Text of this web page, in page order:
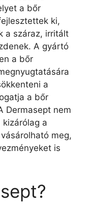
a bőr
ki,
a száraz, irritált
A gyártó
a bőr
a
a bőr
Dermasept nem
a
meg,
is